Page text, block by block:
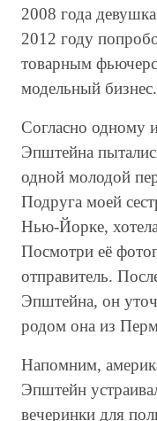
2008 года
2012 году
товарным
модельный бизнес.
Согласно одному
Эпштейна
одной молодой
Подруга моей
Нью-Йорке,
Посмотри её
отправитель.
Эпштейна, он
родом она из
Напомним,
Эпштейн
вечеринки для